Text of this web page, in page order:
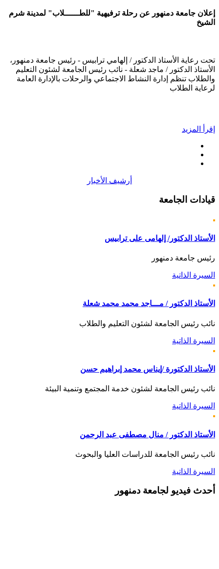
إعلان جامعة دمنهور عن رحلة ترفيهية "للطــــــلاب" لمدينة شرم
الشيخ
تحت رعاية الأستاذ الدكتور / إلهامي ترابيس - رئيس جامعة دمنهور،
الأستاذ الدكتور / ماجد شعلة - نائب رئيس الجامعة لشئون التعليم
والطلاب تنظم إدارة النشاط الاجتماعي والرحلات بالإدارة العامة
لرعاية الطلاب
إقرأ المزيد
أرشيف الأخبار
قيادات الجامعة
الأستاذ الدكتور/ إلهامى على ترابيس
رئيس جامعة دمنهور
السيرة الذاتية
الأستاذ الدكتور / مـــاجد محمد محمد شعلة
نائب رئيس الجامعة لشئون التعليم والطلاب
السيرة الذاتية
الأستاذ الدكتورة /إيناس محمد إبراهيم حسن
نائب رئيس الجامعة لشئون خدمة المجتمع وتنمية البيئة
السيرة الذاتية
الأستاذ الدكتور / منال مصطفى عبد الرحمن
نائب رئيس الجامعة للدراسات العليا والبحوث
السيرة الذاتية
أحدث فيديو لجامعة دمنهور